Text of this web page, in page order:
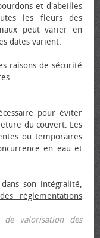
et d'abeilles
les fleurs des
peut varier en
dates varient.
raisons de sécurité
pour éviter
du couvert. Les
ou temporaires
en eau et
son intégralité,
réglementations
de valorisation des